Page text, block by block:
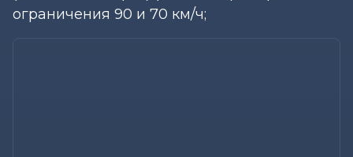
ограничения 90 и 70 км/ч;